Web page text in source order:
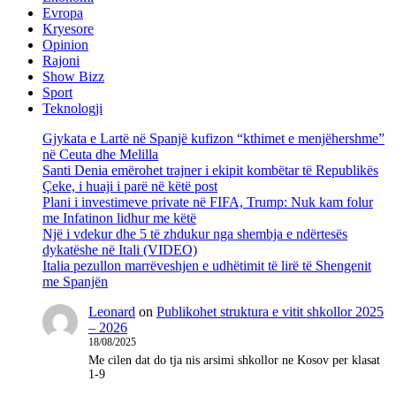
Evropa
Kryesore
Opinion
Rajoni
Show Bizz
Sport
Teknologji
Gjykata e Lartë në Spanjë kufizon “kthimet e menjëhershme”
në Ceuta dhe Melilla
Santi Denia emërohet trajner i ekipit kombëtar të Republikës
Çeke, i huaji i parë në këtë post
Plani i investimeve private në FIFA, Trump: Nuk kam folur
me Infatinon lidhur me këtë
Një i vdekur dhe 5 të zhdukur nga shembja e ndërtesës
dykatëshe në Itali (VIDEO)
Italia pezullon marrëveshjen e udhëtimit të lirë të Shengenit
me Spanjën
Leonard on Publikohet struktura e vitit shkollor 2025
– 2026
18/08/2025
Me cilen dat do tja nis arsimi shkollor ne Kosov per klasat
1-9